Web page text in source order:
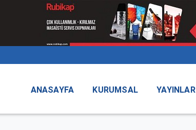
ANASAYFA KURUMSAL YAYINLAR